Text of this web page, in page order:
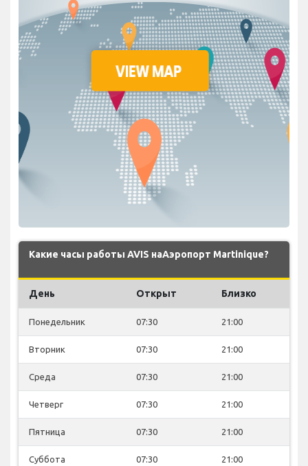
Какие часы работы AVIS наАэропорт Martinique?
День Открыт Близко
Понедельник 07:30 21:00
Вторник 07:30 21:00
Среда 07:30 21:00
Четверг 07:30 21:00
Пятница 07:30 21:00
Суббота 07:30 21:00